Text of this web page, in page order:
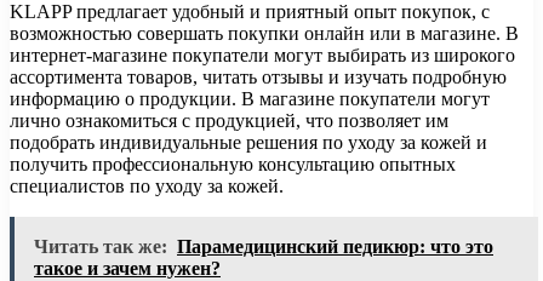
KLAPP предлагает удобный и приятный опыт покупок, с
возможностью совершать покупки онлайн или в магазине. В
интернет-магазине покупатели могут выбирать из широкого
ассортимента товаров, читать отзывы и изучать подробную
информацию о продукции. В магазине покупатели могут
лично ознакомиться с продукцией, что позволяет им
подобрать индивидуальные решения по уходу за кожей и
получить профессиональную консультацию опытных
специалистов по уходу за кожей.
Читать так же: Парамедицинский педикюр: что это
такое и зачем нужен?